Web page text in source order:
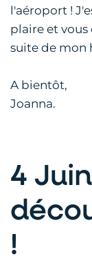
l'aéroport !
plaire et vous
suite de mon
A bientôt,
Joanna.
4
!